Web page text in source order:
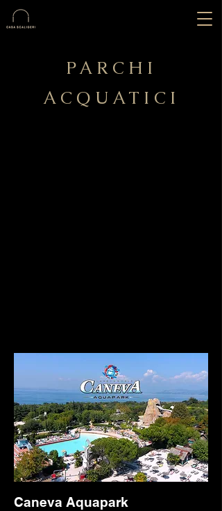
PARCHI
ACQUATICI
Caneva Aquapark